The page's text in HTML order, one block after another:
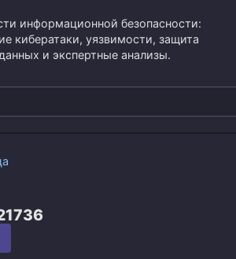
информационной безопасности:
кибератаки, уязвимости, защита
данных и экспертные анализы.